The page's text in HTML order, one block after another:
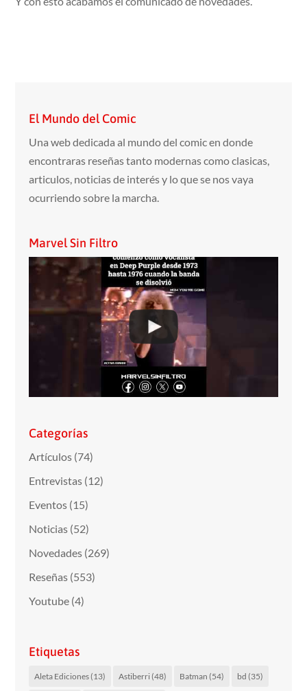
El Mundo del Comic
Una web dedicada al mundo del comic en donde
encontraras reseñas tanto modernas como clasicas,
articulos, noticias de interés y lo que se nos vaya
ocurriendo sobre la marcha.
Marvel Sin Filtro
Categorías
Artículos (74)
Entrevistas (12)
Eventos (15)
Noticias (52)
Novedades (269)
Reseñas (553)
Youtube (4)
Etiquetas
Aleta Ediciones(13) Astiberri(48) Batman (54) bd (35)